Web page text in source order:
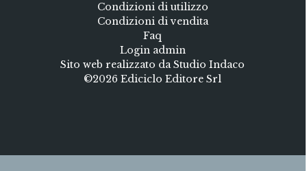
Condizioni di utilizzo
Condizioni di vendita
Faq
Login admin
Sito web realizzato da Studio Indaco
©2026 Ediciclo Editore Srl